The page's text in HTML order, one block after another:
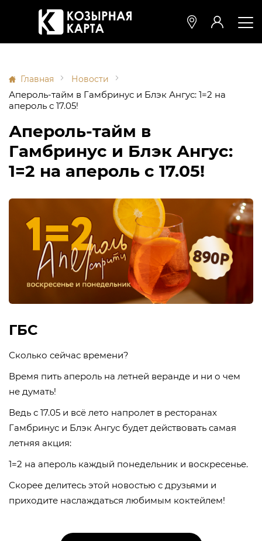
Главная Новости
Апероль-тайм в Гамбринус и Блэк Ангус: 1=2 на
апероль с 17.05!
Апероль-тайм в
Гамбринус и Блэк Ангус:
1=2 на апероль с 17.05!
ГБС
Сколько сейчас времени?
Время пить апероль на летней веранде и ни о чем
не думать!
Ведь с 17.05 и всё лето напролет в ресторанах
Гамбринус и Блэк Ангус будет действовать самая
летняя акция:
1=2 на апероль каждый понедельник и воскресенье.
Скорее делитесь этой новостью с друзьями и
приходите наслаждаться любимым коктейлем!